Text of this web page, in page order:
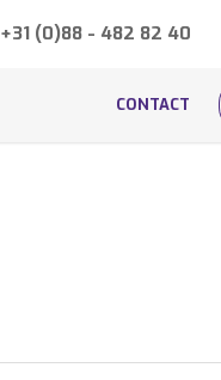
+31 (0)88 - 482 82 40
CONTACT